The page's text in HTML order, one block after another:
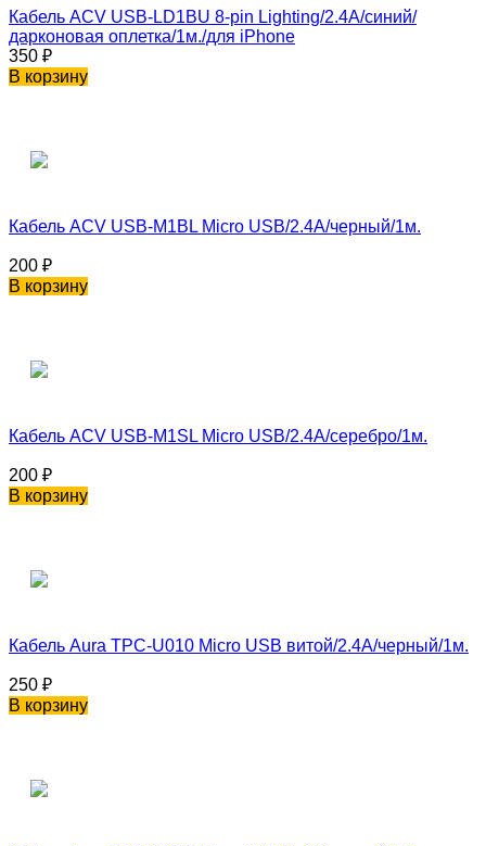
Кабель ACV USB-LD1BU 8-pin Lighting/2.4A/синий/
дарконовая оплетка/1м./для iPhone
350 ₽
В корзину
Кабель ACV USB-M1BL Micro USB/2.4A/черный/1м.
200 ₽
В корзину
Кабель ACV USB-M1SL Micro USB/2.4A/серебро/1м.
200 ₽
В корзину
Кабель Aura TPC-U010 Micro USB витой/2.4A/черный/1м.
250 ₽
В корзину